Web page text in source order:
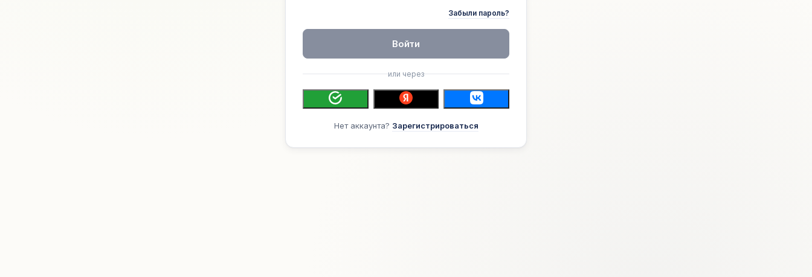
Забыли пароль?
Войти
или через
Нет аккаунта? Зарегистрироваться